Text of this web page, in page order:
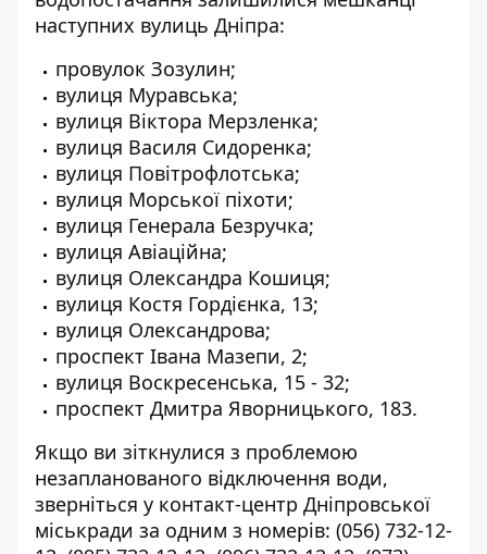
наступних вулиць Дніпра:
провулок Зозулин;
вулиця Муравська;
вулиця Віктора Мерзленка;
вулиця Василя Сидоренка;
вулиця Повітрофлотська;
вулиця Морської піхоти;
вулиця Генерала Безручка;
вулиця Авіаційна;
вулиця Олександра Кошиця;
вулиця Костя Гордієнка, 13;
вулиця Олександрова;
проспект Івана Мазепи, 2;
вулиця Воскресенська, 15 - 32;
проспект Дмитра Яворницького, 183.
Якщо ви зіткнулися з проблемою
незапланованого відключення води,
зверніться у контакт-центр Дніпровської
міськради за одним з номерів: (056) 732-12-